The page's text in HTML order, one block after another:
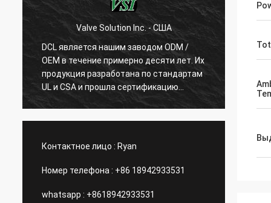
Valve Solution Inc. - США
DCL является нашим заводом ODM /
OEM в течение примерно десяти лет. Их
продукция разработана по стандартам
UL и CSA и прошла сертификацию
CSA.Очень немногие китайские
хорошего качества.Мы ожидаем, что
DCL сможет поддерживать инновации.
С 15
их
Контактное лицо : Ryan
Номер телефона : +86 18942933531
whatsapp : +8618942933531